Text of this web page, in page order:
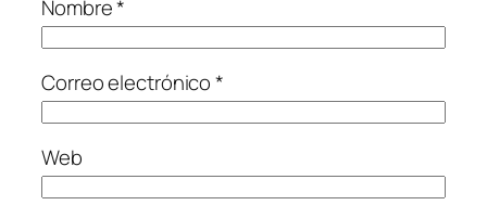
Nombre*
Correo electrónico*
Web